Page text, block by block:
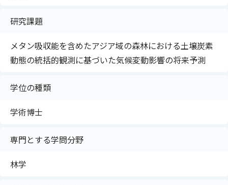
研究課題
メタン吸収能を含めたアジア域の森林における土壌炭素
動態の統括的観測に基づいた気候変動影響の将来予測
学位の種類
学術博士
専門とする学問分野
林学